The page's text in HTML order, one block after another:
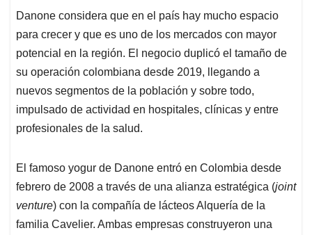
Danone considera que en el país hay mucho espacio
para crecer y que es uno de los mercados con mayor
potencial en la región. El negocio duplicó el tamaño de
su operación colombiana desde 2019, llegando a
nuevos segmentos de la población y sobre todo,
impulsado de actividad en hospitales, clínicas y entre
profesionales de la salud.
El famoso yogur de Danone entró en Colombia desde
febrero de 2008 a través de una alianza estratégica (joint
venture) con la compañía de lácteos Alquería de la
familia Cavelier. Ambas empresas construyeron una